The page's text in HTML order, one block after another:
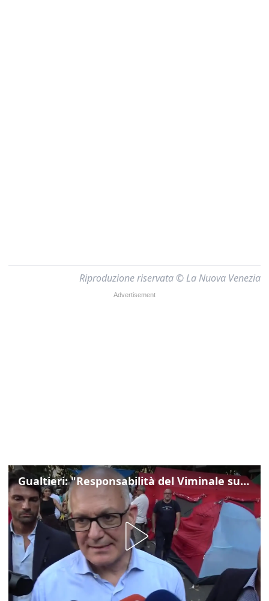
Riproduzione riservata © La Nuova Venezia
Gualtieri: "Responsabilità del Viminale su Spin Time? La posizione dei partiti è nota"